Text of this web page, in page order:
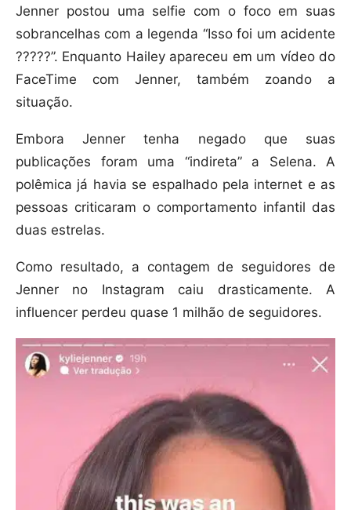
Jenner postou uma selfie com o foco em suas
sobrancelhas com a legenda “Isso foi um acidente
?????”. Enquanto Hailey apareceu em um vídeo do
FaceTime com Jenner, também zoando a
situação.
Embora Jenner tenha negado que suas
publicações foram uma “indireta” a Selena. A
polêmica já havia se espalhado pela internet e as
pessoas criticaram o comportamento infantil das
duas estrelas.
Como resultado, a contagem de seguidores de
Jenner no Instagram caiu drasticamente. A
influencer perdeu quase 1 milhão de seguidores.